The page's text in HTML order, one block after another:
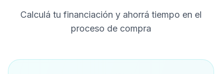
Calculá tu financiación y ahorrá tiempo en el
proceso de compra